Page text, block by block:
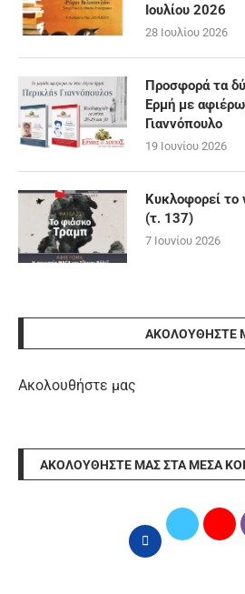
Ιουλίου 2026
28 Ιουλίου 2026
Προσφορά τα
Ερμή με
Γιαννόπουλο
19 Ιουνίου 2026
Κυκλοφορεί το
(τ. 137)
7 Ιουνίου 2026
ΑΚΟΛΟΥΘΉΣΤΕ
Ακολουθήστε μας
ΑΚΟΛΟΥΘΉΣΤΕ ΜΑΣ ΣΤΑ ΜΈΣΑ